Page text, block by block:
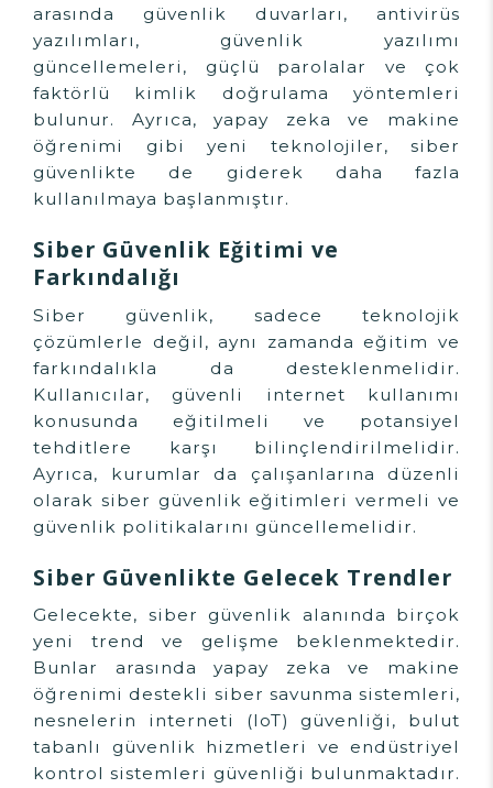
arasında güvenlik duvarları, antivirüs
yazılımları, güvenlik yazılımı
güncellemeleri, güçlü parolalar ve çok
faktörlü kimlik doğrulama yöntemleri
bulunur. Ayrıca, yapay zeka ve makine
öğrenimi gibi yeni teknolojiler, siber
güvenlikte de giderek daha fazla
kullanılmaya başlanmıştır.
Siber Güvenlik Eğitimi ve
Farkındalığı
Siber güvenlik, sadece teknolojik
çözümlerle değil, aynı zamanda eğitim ve
farkındalıkla da desteklenmelidir.
Kullanıcılar, güvenli internet kullanımı
konusunda eğitilmeli ve potansiyel
tehditlere karşı bilinçlendirilmelidir.
Ayrıca, kurumlar da çalışanlarına düzenli
olarak siber güvenlik eğitimleri vermeli ve
güvenlik politikalarını güncellemelidir.
Siber Güvenlikte Gelecek Trendler
Gelecekte, siber güvenlik alanında birçok
yeni trend ve gelişme beklenmektedir.
Bunlar arasında yapay zeka ve makine
öğrenimi destekli siber savunma sistemleri,
nesnelerin interneti (IoT) güvenliği, bulut
tabanlı güvenlik hizmetleri ve endüstriyel
kontrol sistemleri güvenliği bulunmaktadır.